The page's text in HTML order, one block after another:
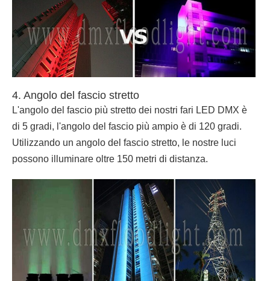
4. Angolo del fascio stretto
L'angolo del fascio più stretto dei nostri fari LED DMX è
di 5 gradi, l'angolo del fascio più ampio è di 120 gradi.
Utilizzando un angolo del fascio stretto, le nostre luci
possono illuminare oltre 150 metri di distanza.